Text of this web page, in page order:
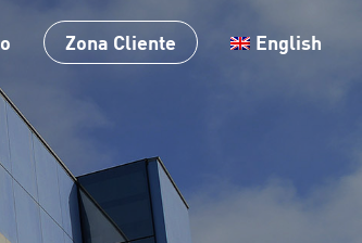
Zona Cliente English